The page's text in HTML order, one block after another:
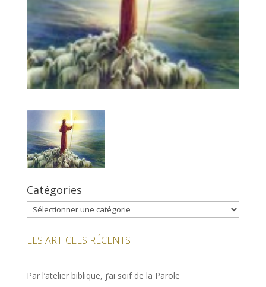
Catégories
Catégories
LES ARTICLES RÉCENTS
Par l’atelier biblique, j’ai soif de la Parole